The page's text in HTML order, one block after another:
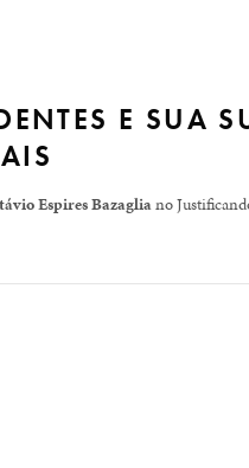
E SUA
Espires Bazagliano